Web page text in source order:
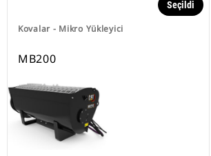
Kovalar - Mikro Yükleyici
Seçildi
MB200